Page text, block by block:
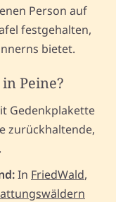
Person auf
festgehalten,
bietet.
Peine?
Gedenkplakette
zurückhaltende,
In FriedWald,